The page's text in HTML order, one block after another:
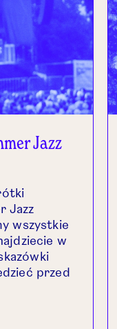
Jazz
Jazz
wszystkie
w
przed